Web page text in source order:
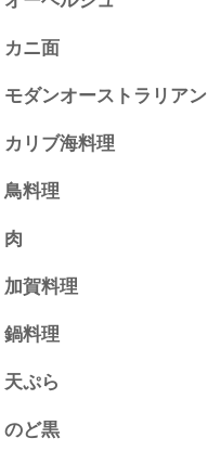
カニ面
モダンオーストラリアン
カリブ海料理
鳥料理
肉
加賀料理
鍋料理
天ぷら
のど黒